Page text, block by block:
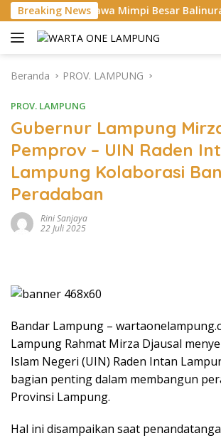
Langsung
ke
konten
Breaking News
Mimpi Besar Balinuraga Jadi
Beranda PROV. LAMPUNG
PROV. LAMPUNG
Gubernur Lampung
Pemprov – UIN Raden
Lampung Kolaborasi
Peradaban
Rini Sanjaya
22 Juli 2025
Bandar Lampung –
Lampung Rahmat Mirza Djausal
Islam Negeri (UIN) Raden Intan
bagian penting dalam membangun
Provinsi Lampung.
Hal ini disampaikan saat